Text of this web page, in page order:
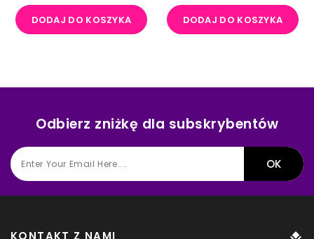
DODAJ DO KOSZYKA DODAJ DO KOSZYKA
Odbierz zniżkę dla subskrybentów
KONTAKT Z NAMI